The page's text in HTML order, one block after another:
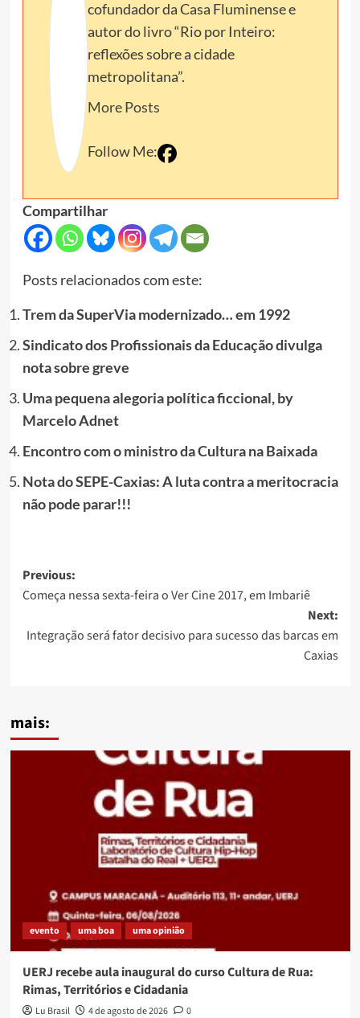
cofundador da Casa Fluminense e
autor do livro “Rio por Inteiro:
reflexões sobre a cidade
metropolitana”.
More Posts
Follow Me:
Compartilhar
Posts relacionados com este:
Trem da SuperVia modernizado… em 1992
Sindicato dos Profissionais da Educação divulga
nota sobre greve
Uma pequena alegoria política ficcional, by
Marcelo Adnet
Encontro com o ministro da Cultura na Baixada
Nota do SEPE-Caxias: A luta contra a meritocracia
não pode parar!!!
Post
navigation
Previous:
Começa nessa sexta-feira o Ver Cine 2017, em Imbariê
Next:
Integração será fator decisivo para sucesso das barcas em
Caxias
mais:
evento uma boa uma opinião
UERJ recebe aula inaugural do curso Cultura de Rua:
Rimas, Territórios e Cidadania
Lu Brasil 4 de agosto de 2026 0